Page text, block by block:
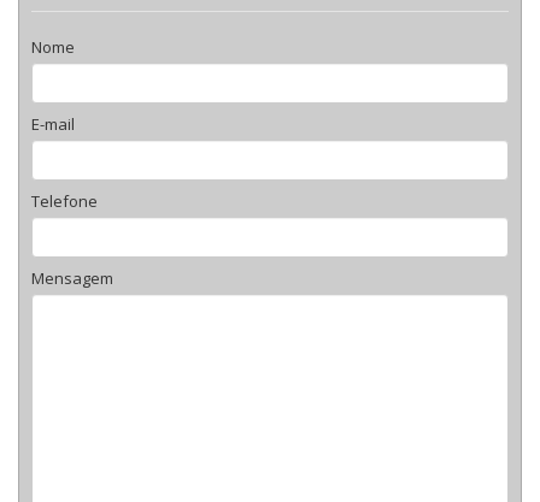
Nome
E-mail
Telefone
Mensagem